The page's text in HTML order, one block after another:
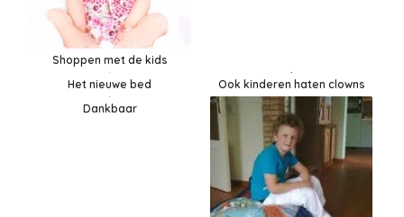
Shoppen met de kids
Het nieuwe bed
Ook kinderen haten clowns
Dankbaar